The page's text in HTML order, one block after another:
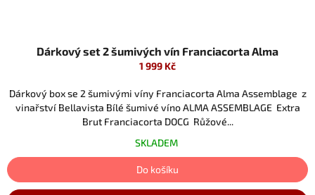
Dárkový set 2 šumivých vín Franciacorta Alma
1 999 Kč
Dárkový box se 2 šumivými víny Franciacorta Alma Assemblage z
vinařství Bellavista Bílé šumivé víno ALMA ASSEMBLAGE Extra
Brut Franciacorta DOCG Růžové...
SKLADEM
Do košíku